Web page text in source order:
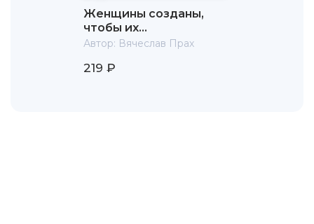
Женщины созданы,
чтобы их…
Автор: Вячеслав Прах
219 ₽